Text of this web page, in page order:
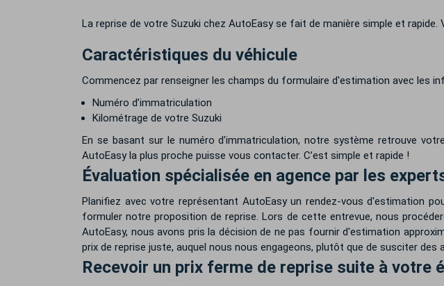
La reprise de votre Suzuki chez AutoEasy se fait de manière simple et
Caractéristiques du véhicule
Commencez par renseigner les champs du formulaire d'estimation avec les
Numéro d’immatriculation
Kilométrage de votre Suzuki
En se basant sur le numéro d'immatriculation, notre système retrouve
AutoEasy la plus proche puisse vous contacter. C’est simple et rapide !
Évaluation spécialisée en agence par les
Planifiez avec votre représentant AutoEasy un rendez-vous d'estimation
formuler notre proposition de reprise. Lors de cette entrevue, nous
AutoEasy, nous avons pris la décision de ne pas fournir d'estimation
prix de reprise juste, auquel nous nous engageons, plutôt que de susciter
Recevoir un prix ferme de reprise suite à votre